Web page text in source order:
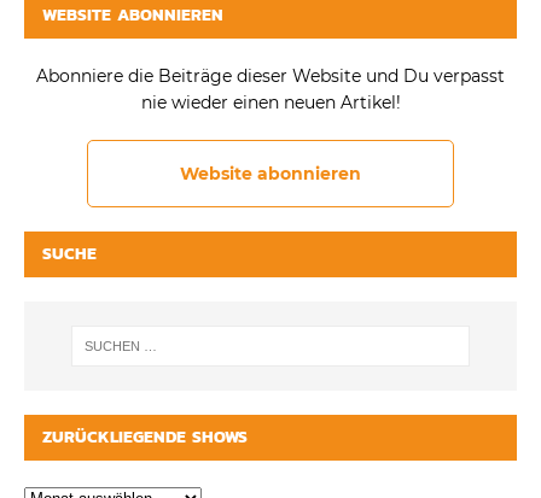
WEBSITE ABONNIEREN
Abonniere die Beiträge dieser Website und Du verpasst
nie wieder einen neuen Artikel!
Website abonnieren
SUCHE
ZURÜCKLIEGENDE SHOWS